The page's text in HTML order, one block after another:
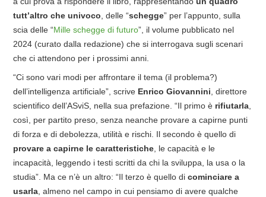
tutt’altro che univoco , delle “schegge” per l’appunto, sulla
scia delle “Mille schegge di futuro”, il volume pubblicato nel
2024 (curato dalla redazione) che si interrogava sugli scenari
che ci attendono per i prossimi anni.
“Ci sono vari modi per affrontare il tema (il problema?)
dell’intelligenza artificiale”, scrive Enrico Giovannini , direttore
scientifico dell’ASviS, nella sua prefazione. “Il primo è rifiutarla
così, per partito preso, senza neanche provare a capirne punti
di forza e di debolezza, utilità e rischi. Il secondo è quello di
provare a capirne le caratteristiche , le capacità e le
incapacità, leggendo i testi scritti da chi la sviluppa, la usa o la
studia”. Ma ce n’è un altro: “Il terzo è quello di cominciare a
usarla , almeno nel campo in cui pensiamo di avere qualche